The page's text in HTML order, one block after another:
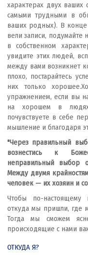
характерах двух ваших
самыми трудными в
ваших родных). В
вели записи,
в собственном
увидите этих людей,
между вами возникнет
плохо, постарайтесь
них только
упражнением, если вы
на хорошем в
почувствуете в себе
мышление и благодаря
"Через правильный
вознестись к
неправильный выбор
Между двумя
человек — их хозяин и
Чтобы по-настоящему
откуда мы пришли, где
Тогда мы сможем
происходящие с нами
ОТКУДА Я?